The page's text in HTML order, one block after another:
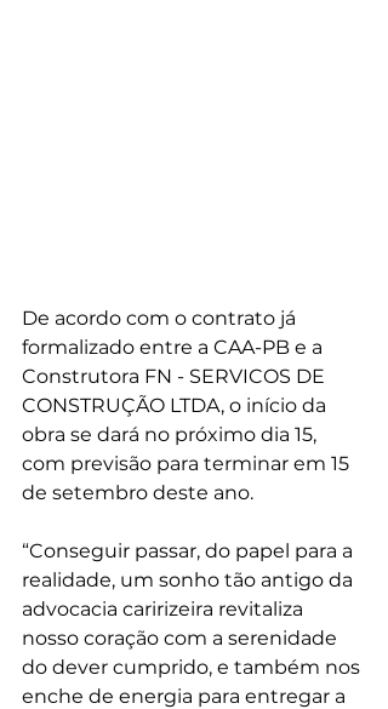
De acordo com o contrato já
formalizado entre a CAA-PB e a
Construtora FN - SERVICOS DE
CONSTRUÇÃO LTDA, o início da
obra se dará no próximo dia 15,
com previsão para terminar em 15
de setembro deste ano.
“Conseguir passar, do papel para a
realidade, um sonho tão antigo da
advocacia caririzeira revitaliza
nosso coração com a serenidade
do dever cumprido, e também nos
enche de energia para entregar a